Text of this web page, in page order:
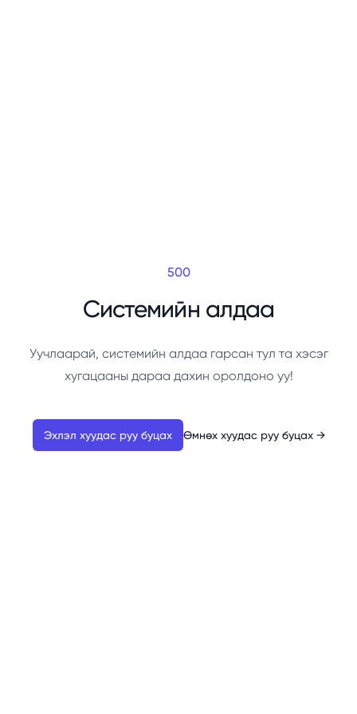
500
Системийн алдаа
Уучлаарай, системийн алдаа гарсан тул та хэсэг
хугацааны дараа дахин оролдоно уу!
Эхлэл хуудас руу буцах Өмнөх хуудас руу буцах →